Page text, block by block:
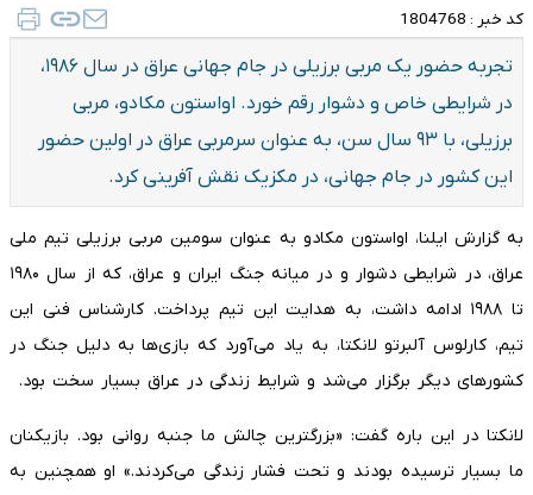
کد خبر : 1804768
تجربه حضور یک مربی برزیلی در جام جهانی عراق در سال ۱۹۸۶،
در شرایطی خاص و دشوار رقم خورد. اواستون مکادو، مربی
برزیلی، با ۹۳ سال سن، به عنوان سرمربی عراق در اولین حضور
این کشور در جام جهانی، در مکزیک نقش آفرینی کرد.
به گزارش ایلنا، اواستون مکادو به عنوان سومین مربی برزیلی تیم ملی
عراق، در شرایطی دشوار و در میانه جنگ ایران و عراق، که از سال ۱۹۸۰
تا ۱۹۸۸ ادامه داشت، به هدایت این تیم پرداخت. کارشناس فنی این
تیم، کارلوس آلبرتو لانکتا، به یاد می‌آورد که بازی‌ها به دلیل جنگ در
کشورهای دیگر برگزار می‌شد و شرایط زندگی در عراق بسیار سخت بود.
لانکتا در این باره گفت: «بزرگترین چالش ما جنبه روانی بود. بازیکنان
ما بسیار ترسیده بودند و تحت فشار زندگی می‌کردند.» او همچنین به